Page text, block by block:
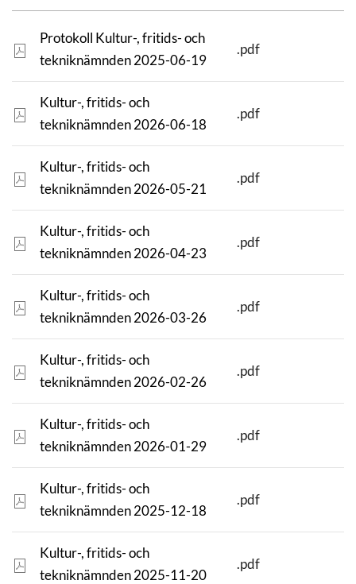
Protokoll Kultur-, fritids- och
tekniknämnden 2025-06-19
.pdf
Kultur-, fritids- och
tekniknämnden 2026-06-18
.pdf
Kultur-, fritids- och
tekniknämnden 2026-05-21
.pdf
Kultur-, fritids- och
tekniknämnden 2026-04-23
.pdf
Kultur-, fritids- och
tekniknämnden 2026-03-26
.pdf
Kultur-, fritids- och
tekniknämnden 2026-02-26
.pdf
Kultur-, fritids- och
tekniknämnden 2026-01-29
.pdf
Kultur-, fritids- och
tekniknämnden 2025-12-18
.pdf
Kultur-, fritids- och
tekniknämnden 2025-11-20
.pdf